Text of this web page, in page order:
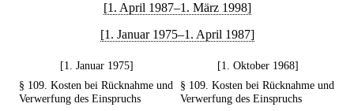
[1. April 1987–1. März 1998]
[1. Januar 1975–1. April 1987]
[1. Januar 1975]
[1. Oktober 1968]
§ 109. Kosten bei Rücknahme und
Verwerfung des Einspruchs
§ 109. Kosten bei Rücknahme und
Verwerfung des Einspruchs